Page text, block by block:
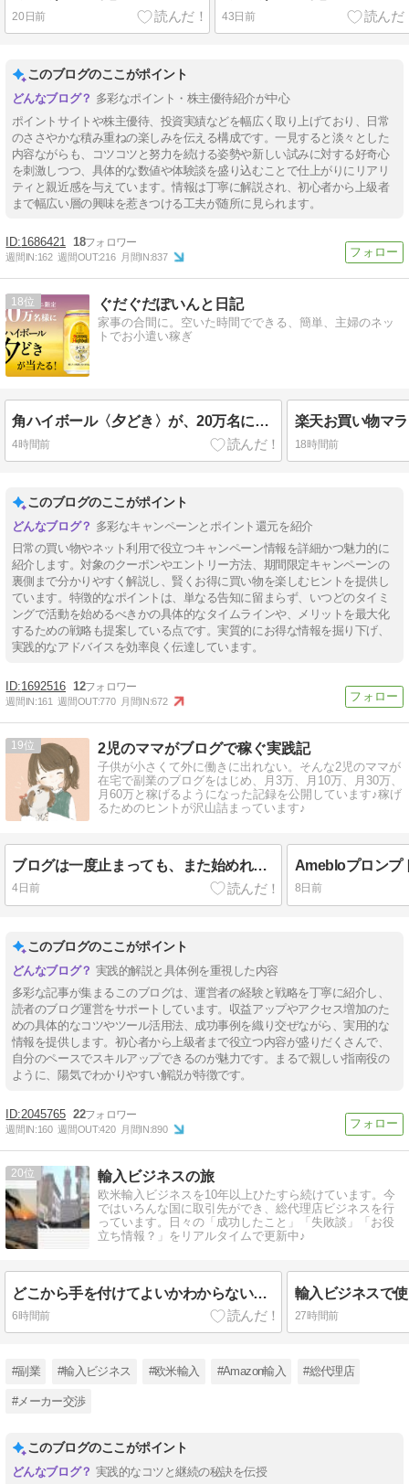
20日前 43日前
このブログのここがポイント
多彩なポイント・株主優待紹介が中心
ポイントサイトや株主優待、投資実績などを幅広く取り上げており、日常
のささやかな積み重ねの楽しみを伝える構成です。一見すると淡々とした
内容ながらも、コツコツと努力を続ける姿勢や新しい試みに対する好奇心
を刺激しつつ、具体的な数値や体験談を盛り込むことで仕上がりにリアリ
ティと親近感を与えています。情報は丁寧に解説され、初心者から上級者
まで幅広い層の興味を惹きつける工夫が随所に見られます。
1686421 18
週間IN:162 週間OUT:216 月間IN:837
18 ぐだぐだぽいんと日記
家事の合間に。空いた時間でできる、簡単、主婦のネッ
トでお小遣い稼ぎ
角ハイボール〈夕どき〉が、20万名に当たります。8/17まで。
4時間前 18時間前
このブログのここがポイント
多彩なキャンペーンとポイント還元を紹介
日常の買い物やネット利用で役立つキャンペーン情報を詳細かつ魅力的に
紹介します。対象のクーポンやエントリー方法、期間限定キャンペーンの
裏側まで分かりやすく解説し、賢くお得に買い物を楽しむヒントを提供し
ています。特徴的なポイントは、単なる告知に留まらず、いつどのタイミ
ングで活動を始めるべきかの具体的なタイムラインや、メリットを最大化
するための戦略も提案している点です。実質的にお得な情報を掘り下げ、
実践的なアドバイスを効率良く伝達しています。
1692516 12
週間IN:161 週間OUT:770 月間IN:672
19 2児のママがブログで稼ぐ実践記
子供が小さくて外に働きに出れない。そんな2児のママが
在宅で副業のブログをはじめ、月3万、月10万、月30万、
月60万と稼げるようになった記録を公開しています♪稼げ
るためのヒントが沢山詰まっています♪
ブログは一度止まっても、また始めればOK♪
4日前 8日前
このブログのここがポイント
実践的解説と具体例を重視した内容
多彩な記事が集まるこのブログは、運営者の経験と戦略を丁寧に紹介し、
読者のブログ運営をサポートしています。収益アップやアクセス増加のた
めの具体的なコツやツール活用法、成功事例を織り交ぜながら、実用的な
情報を提供します。初心者から上級者まで役立つ内容が盛りだくさんで、
自分のペースでスキルアップできるのが魅力です。まるで親しい指南役の
ように、陽気でわかりやすい解説が特徴です。
2045765 22
週間IN:160 週間OUT:420 月間IN:890
20 輸入ビジネスの旅
欧米輸入ビジネスを10年以上ひたすら続けています。今
ではいろんな国に取引先ができ、総代理店ビジネスを行
っています。日々の「成功したこと」「失敗談」「お役
立ち情報？」をリアルタイムで更新中♪
どこから手を付けてよいかわからないとき（コンサルタントの実際の例）。
6時間前
輸入ビジネスで
27時間前
#副業 #輸入ビジネス #欧米輸入 #Amazon輸入 #総代理店
#メーカー交渉
このブログのここがポイント
実践的なコツと継続の秘訣を伝授